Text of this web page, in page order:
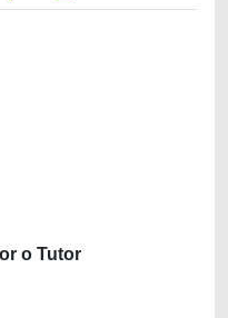
o Tutor